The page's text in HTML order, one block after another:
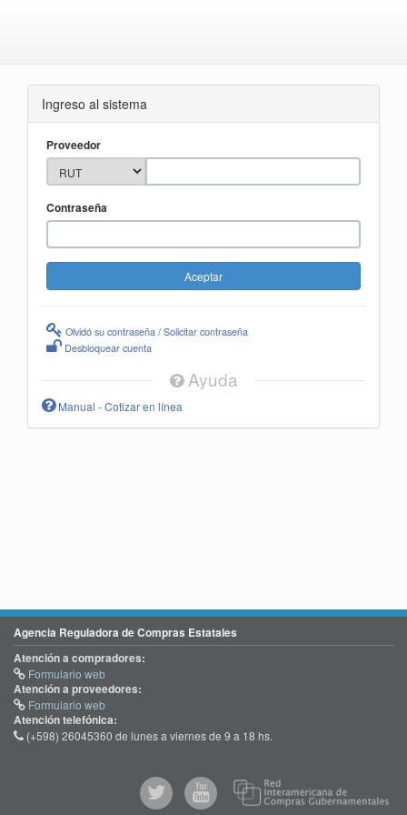
Ingreso al sistema
Proveedor
Contraseña
Olvidó su contraseña / Solicitar contraseña
Desbloquear cuenta
Ayuda
Manual - Cotizar en línea
Agencia Reguladora de Compras Estatales
Atención a compradores:
Formulario web
Atención a proveedores:
Formulario web
Atención telefónica:
(+598) 26045360 de lunes a viernes de 9 a 18 hs.
@comprasgubuy
ACCE